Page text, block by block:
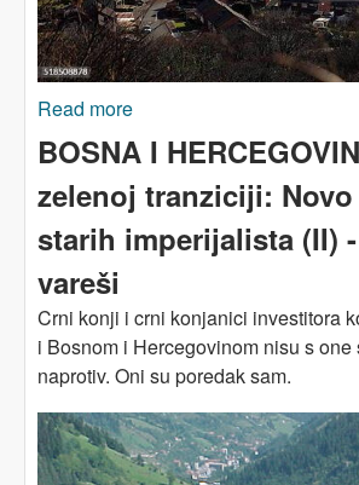
Read more
BOSNA I
zelenoj tranziciji:
starih imperijalista (II)
vareši
Crni konji i crni konjanici investitora
i Bosnom i Hercegovinom nisu s one
naprotiv. Oni su poredak sam.